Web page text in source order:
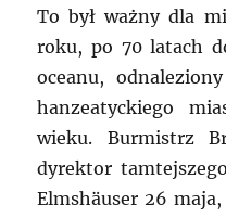
To był ważny dla
roku, po 70 latach
oceanu,
hanzeatyckiego
wieku. Burmistrz
dyrektor
Elmshäuser 26